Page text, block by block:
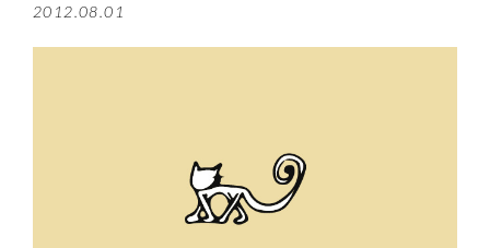
2012.08.01